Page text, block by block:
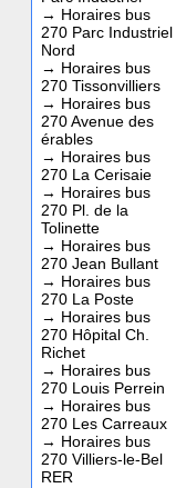
→ Horaires bus
270 Parc Industriel
Nord
→ Horaires bus
270 Tissonvilliers
→ Horaires bus
270 Avenue des
érables
→ Horaires bus
270 La Cerisaie
→ Horaires bus
270 Pl. de la
Tolinette
→ Horaires bus
270 Jean Bullant
→ Horaires bus
270 La Poste
→ Horaires bus
270 Hôpital Ch.
Richet
→ Horaires bus
270 Louis Perrein
→ Horaires bus
270 Les Carreaux
→ Horaires bus
270 Villiers-le-Bel
RER